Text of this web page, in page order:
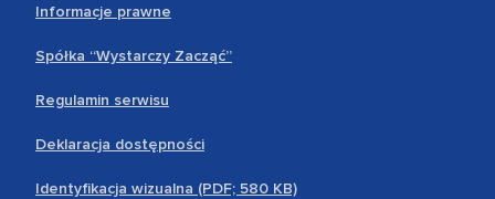
Informacje prawne
Spółka “Wystarczy Zacząć”
Regulamin serwisu
Deklaracja dostępności
Identyfikacja wizualna (PDF; 580 KB)